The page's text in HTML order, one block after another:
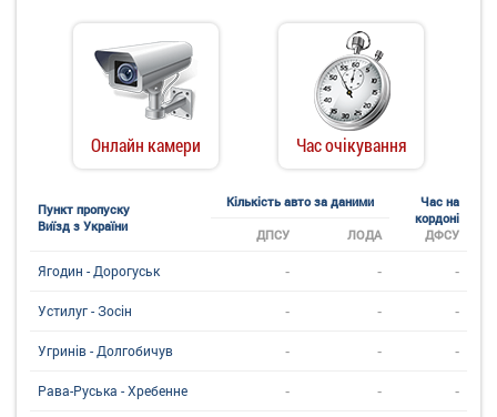
Онлайн камери Час очікування
Пункт пропуску
Виїзд з України
Кількість авто за даними
Час на
кордоні
ДФСУ
ДПСУ ЛОДА
Ягодин - Дорогуськ - - -
Устилуг - Зосін - - -
Угринiв - Долгобичув - - -
Рава-Руська - Хребенне - - -